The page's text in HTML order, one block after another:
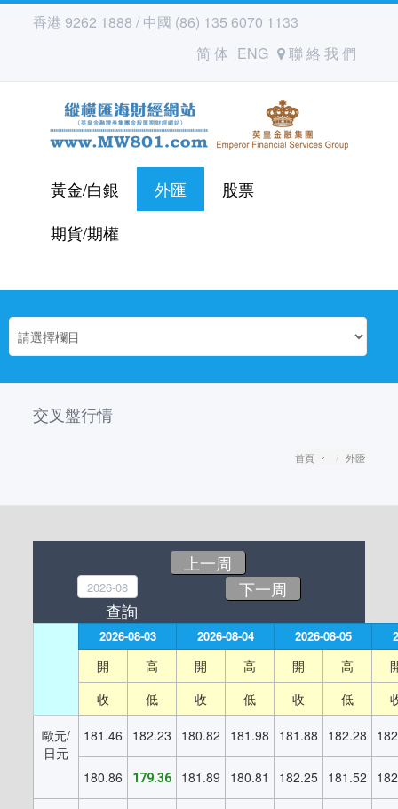
香港 9262 1888 / 中國 (86) 135 6070 1133
简 体 ENG 聯 絡 我 們
黃金/白銀 外匯
股票
期貨/期權
交叉盤行情
首頁 外匯
上一周
下一周
2026-08-03 2026-08-04 2026-08-05
開 高 開 高 開 高
收
低 收 低 收 低
歐元/
日元
181.46 182.23 180.82 181.98 181.88 182.28
180.86 179.36 181.89 180.81 182.25 181.52